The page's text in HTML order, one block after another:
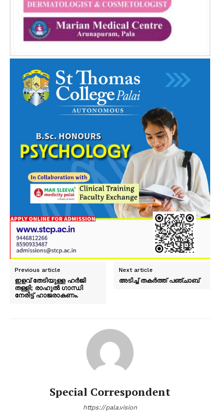
Previous article
ഇളവ് തേടിയുള്ള ഹർജി
തള്ളി; രാഹുൽ ഗാന്ധി
നേരിട്ട് ഹാജരാകണം.
Next article
അടിച്ച് തകർത്ത് പഞ്ചാബ്
Special Correspondent
https://pala.vision